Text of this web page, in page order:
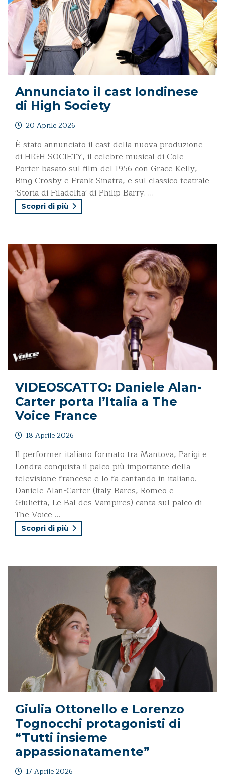
Annunciato il cast londinese
di High Society
20 Aprile 2026
È stato annunciato il cast della nuova produzione
di HIGH SOCIETY, il celebre musical di Cole
Porter basato sul film del 1956 con Grace Kelly,
Bing Crosby e Frank Sinatra, e sul classico teatrale
'Storia di Filadelfia' di Philip Barry. …
Scopri di più
VIDEOSCATTO: Daniele Alan-
Carter porta l’Italia a The
Voice France
18 Aprile 2026
Il performer italiano formato tra Mantova, Parigi e
Londra conquista il palco più importante della
televisione francese e lo fa cantando in italiano.
Daniele Alan-Carter (Italy Bares, Romeo e
Giulietta, Le Bal des Vampires) canta sul palco di
The Voice …
Scopri di più
Giulia Ottonello e Lorenzo
Tognocchi protagonisti di
“Tutti insieme
appassionatamente”
17 Aprile 2026